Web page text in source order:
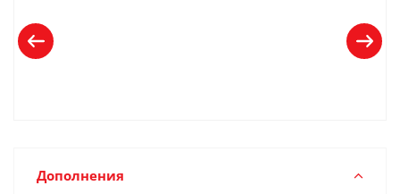
Дополнения